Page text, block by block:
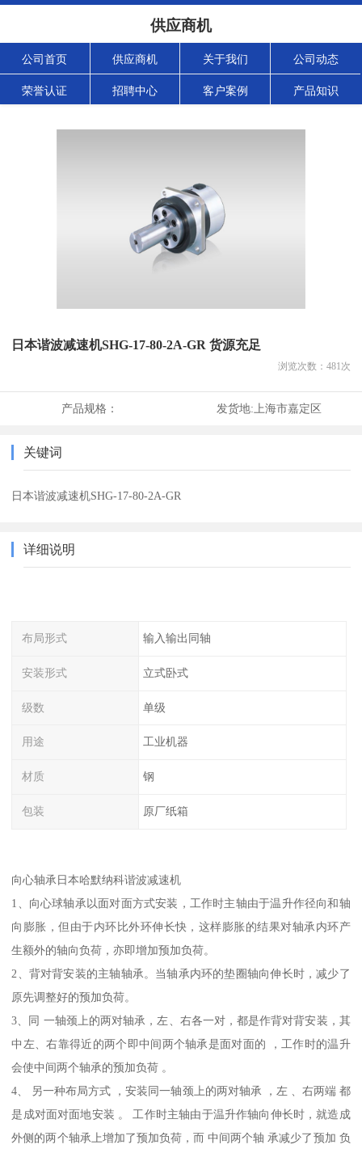
供应商机
公司首页 供应商机 关于我们 公司动态
荣誉认证 招聘中心 客户案例 产品知识
日本谐波减速机SHG-17-80-2A-GR 货源充足
浏览次数： 481次
产品规格： 发货地: 上海市嘉定区
关键词
日本谐波减速机SHG-17-80-2A-GR
详细说明
布局形式 输入输出同轴
安装形式 立式卧式
级数 单级
用途 工业机器
材质 钢
包装 原厂纸箱
向心轴承日本哈默纳科谐波减速机
1、向心球轴承以面对面方式安装，工作时主轴由于温升作径向和轴
向膨胀，但由于内环比外环伸长快，这样膨胀的结果对轴承内环产
生额外的轴向负荷，亦即增加预加负荷。
2、背对背安装的主轴轴承。当轴承内环的垫圈轴向伸长时，减少了
原先调整好的预加负荷。
3、同 一轴颈上的两对轴承，左、右各一对，都是作背对背安装，其
中左、右靠得近的两个即中间两个轴承是面对面的 ，工作时的温升
会使中间两个轴承的预加负荷 。
4、 另一种布局方式 ，安装同一轴颈上的两对轴承 ，左 、右两端 都
是成对面对面地安装 。 工作时主轴由于温升作轴向伸长时，就造成
外侧的两个轴承上增加了预加负荷，而 中间两个轴 承减少了预加 负